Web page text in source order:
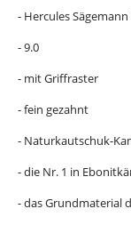
- Hercules
- 9.0
- mit Griffraster
- fein gezahnt
- Naturkautschuk-
- die Nr. 1 in
- das Grundmaterial